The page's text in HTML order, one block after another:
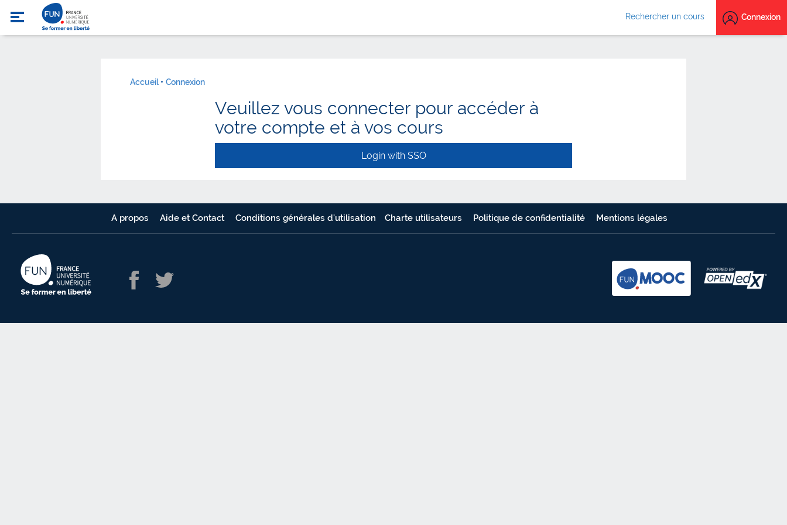
Rechercher un cours Connexion
Accueil Connexion
Veuillez vous connecter pour accéder à
votre compte et à vos cours
Login with SSO
A propos Aide et Contact Conditions générales d'utilisation Charte utilisateurs Politique de confidentialité Mentions légales